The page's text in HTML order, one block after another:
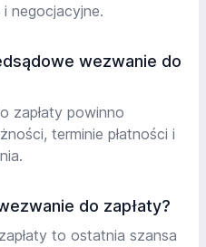
negocjacyjne.
wezwanie do
zapłaty powinno
terminie płatności i
do zapłaty?
to ostatnia szansa